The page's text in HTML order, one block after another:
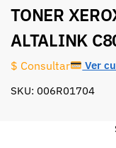
TONER
ALTALINK
$ Consultar Ver
SKU: 006R01704